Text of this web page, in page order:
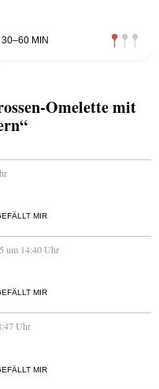
30–60 MIN
Omelette mit
MIR
um 14:40 Uhr
MIR
Uhr
MIR